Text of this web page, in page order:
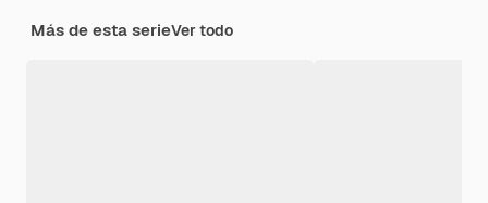
Más de esta serieVer todo